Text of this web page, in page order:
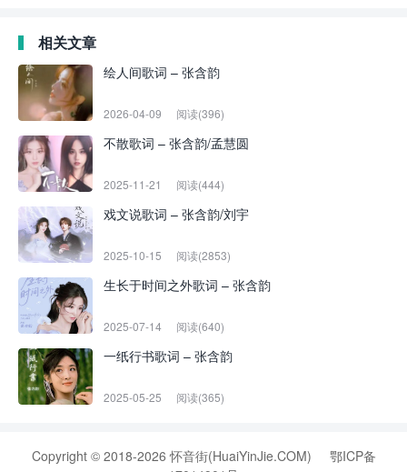
相关文章
绘人间歌词 – 张含韵
2026-04-09 阅读(396)
不散歌词 – 张含韵/孟慧圆
2025-11-21 阅读(444)
戏文说歌词 – 张含韵/刘宇
2025-10-15 阅读(2853)
生长于时间之外歌词 – 张含韵
2025-07-14 阅读(640)
一纸行书歌词 – 张含韵
2025-05-25 阅读(365)
Copyright © 2018-2026 怀音街(HuaiYinJie.COM)
鄂ICP备